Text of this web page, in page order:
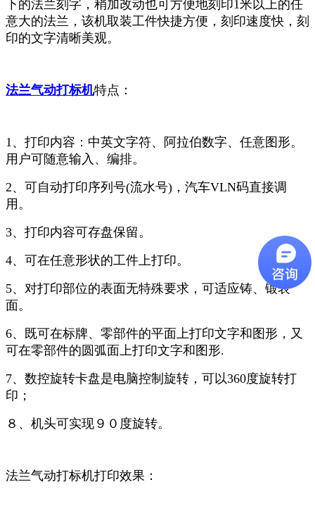
下的法兰刻字，稍加改动也可方便地刻印1米以上的任
意大的法兰，该机取装工件快捷方便，刻印速度快，刻
印的文字清晰美观。
法兰气动打标机特点：
1、打印内容：中英文字符、阿拉伯数字、任意图形。
用户可随意输入、编排。
2、可自动打印序列号(流水号)，汽车VLN码直接调
用。
3、打印内容可存盘保留。
4、可在任意形状的工件上打印。
5、对打印部位的表面无特殊要求，可适应铸、锻表
面。
6、既可在标牌、零部件的平面上打印文字和图形，又
可在零部件的圆弧面上打印文字和图形.
7、数控旋转卡盘是电脑控制旋转，可以360度旋转打
印；
８、机头可实现９０度旋转。
法兰气动打标机打印效果：